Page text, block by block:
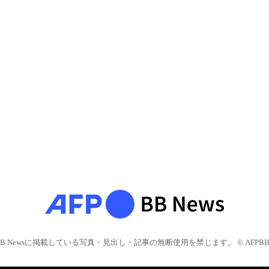
Newsに掲載している写真・見出し・記事の無断使用を禁じます。 © AFPBB